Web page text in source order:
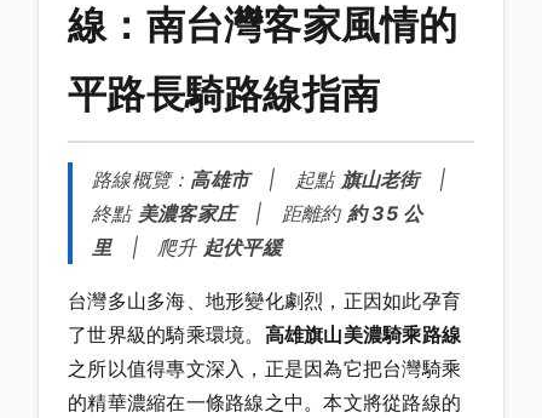
線：南台灣客家風情的
平路長騎路線指南
路線概覽： 高雄市| 起點 旗山老街|
終點 美濃客家庄| 距離約 約 35 公
里| 爬升 起伏平緩
台灣多山多海、地形變化劇烈，正因如此孕育
了世界級的騎乘環境。 高雄旗山美濃騎乘路線
之所以值得專文深入，正是因為它把台灣騎乘
的精華濃縮在一條路線之中。本文將從路線的